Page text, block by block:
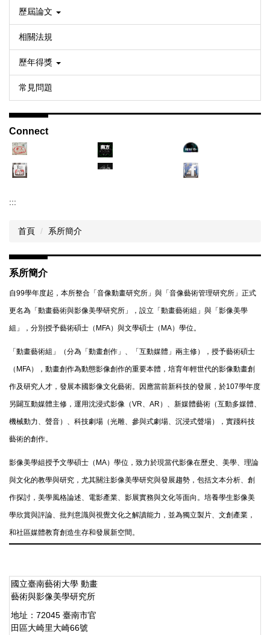
歷屆論文
相關法規
歷年得獎
常見問題
Connect
:::
首頁 系所簡介
系所簡介
自99學年度起，本所整合「音像動畫研究所」與「音像藝術管理研究所」正式
更名為「動畫藝術與影像美學研究所」，設立「動畫藝術組」與「影像美學
組」，分別授予藝術碩士（MFA）與文學碩士（MA）學位。
「動畫藝術組」（分為「動畫創作」、「互動媒體」兩主修），授予藝術碩士
（MFA），動畫創作為動態影像創作的重要本體，培育年輕世代的影像動畫創
作及研究人才，發展本國影像文化藝術。因應當前新科技的發展，於107學年度
另闢互動媒體主修，運用沈浸式影像（VR、AR）、新媒體藝術（互動多媒體、
機械動力、聲音）、科技劇場（光雕、參與式劇場、沉浸式聲場），實踐科技
藝術的創作。
影像美學組授予文學碩士（MA）學位，致力於現當代影像在歷史、美學、理論
與文化的教學與研究，尤其關注影像美學研究與發展趨勢，包括文本分析、創
作探討，美學風格論述、電影產業、影展實務與文化等面向。培養學生影像美
學欣賞與評論、批判意識與視覺文化之解讀能力，並為獨立製片、文創產業，
和社區媒體教育創造生存和發展新空間。
國立臺南藝術大學 動畫
藝術與影像美學研究所
地址：72045 臺南市官
田區大崎里大崎66號